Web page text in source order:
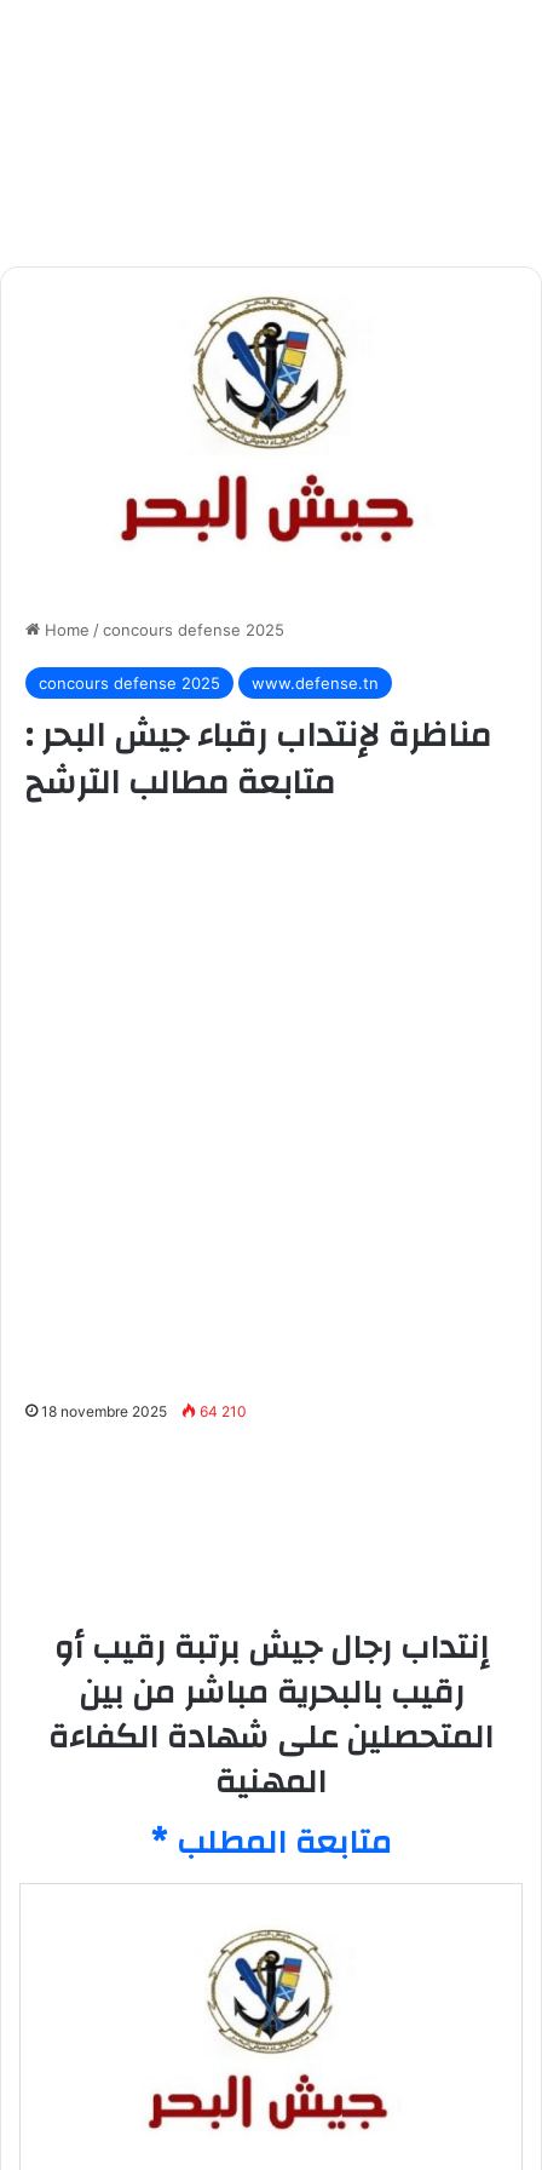
Home /concours defense 2025
concours defense 2025 www.defense.tn
مناظرة لإنتداب رقباء جيش البحر :
متابعة مطالب الترشح
18 novembre 2025 64 210
إنتداب رجال جيش برتبة رقيب أو
رقيب بالبحرية مباشر من بين
المتحصلين على شهادة الكفاءة
المهنية
* متابعة المطلب